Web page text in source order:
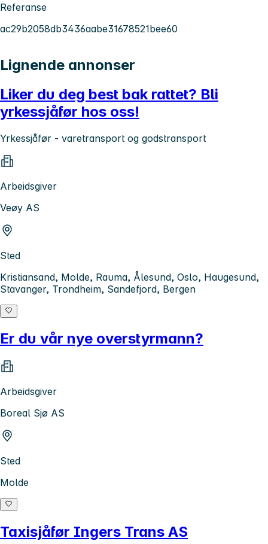
Referanse
ac29b2058db3436aabe31678521bee60
Lignende annonser
Liker du deg best bak rattet? Bli
yrkessjåfør hos oss!
Yrkessjåfør - varetransport og godstransport
Arbeidsgiver
Veøy AS
Sted
Kristiansand, Molde, Rauma, Ålesund, Oslo, Haugesund,
Stavanger, Trondheim, Sandefjord, Bergen
Er du vår nye overstyrmann?
Arbeidsgiver
Boreal Sjø AS
Sted
Molde
Taxisjåfør Ingers Trans AS